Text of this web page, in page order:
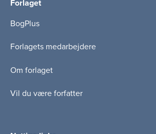
Forlaget
BogPlus
Forlagets medarbejdere
Om forlaget
Vil du være forfatter